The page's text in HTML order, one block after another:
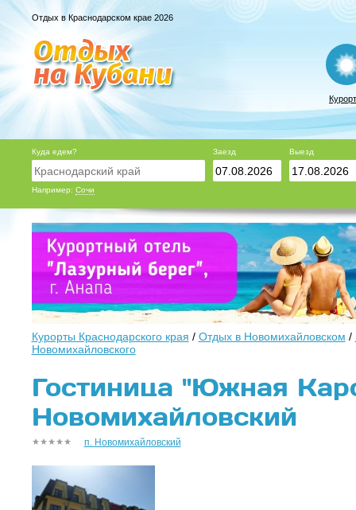
Отдых в Краснодарском крае 2026
Куда едем?
Например: Сочи
Заезд Выезд
Курорты Краснодарского края / Отдых в Новомихайловском /
Новомихайловского
Гостиница "Южная
Новомихайловский
п. Новомихайловский